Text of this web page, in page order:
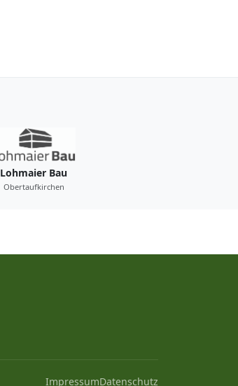
Lohmaier Bau
Obertaufkirchen
ImpressumDatenschutz